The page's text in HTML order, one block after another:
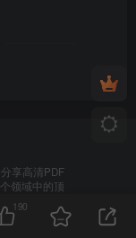
享高清PDF
领域中的顶
员介绍
190